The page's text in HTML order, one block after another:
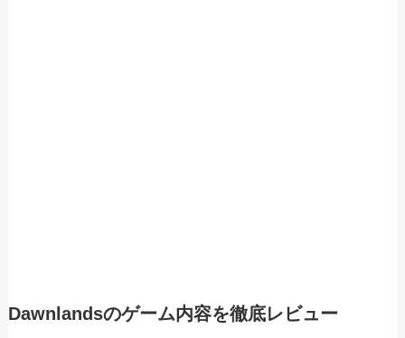
Dawnlandsのゲーム内容を徹底レビュー